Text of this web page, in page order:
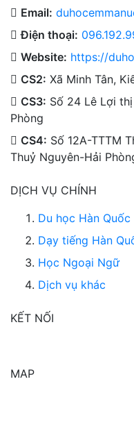
Email:
Điện thoại:
Website: https://
CS2: Xã Minh Tân,
CS3: Số 24 Lê Lợi
Phòng
CS4: Số 12A-TTTM
Thuỷ Nguyên-Hải
DỊCH VỤ CHÍNH
Du học Hàn Quốc
Dạy tiếng Hàn
Học Ngoại Ngữ
Dịch vụ khác
KẾT NỐI
MAP